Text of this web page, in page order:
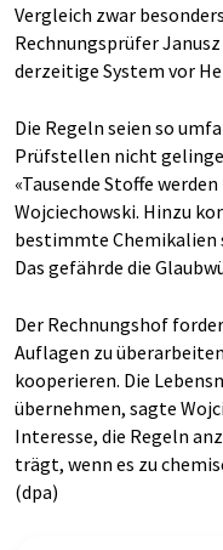
Vergleich zwar
Rechnungsprüfer
derzeitige System vor
Die Regeln seien so
Prüfstellen nicht
«Tausende Stoffe
Wojciechowski. Hinzu
bestimmte
Das gefährde die
Der Rechnungshof
Auflagen zu
kooperieren. Die
übernehmen, sagte
Interesse, die Regeln
trägt, wenn es zu
(dpa)